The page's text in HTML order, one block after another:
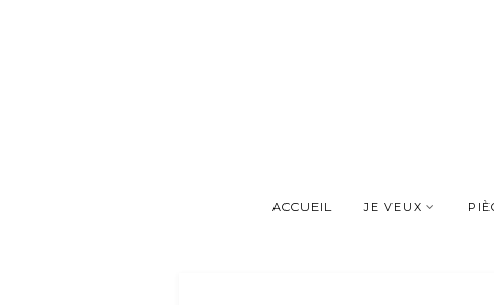
ACCUEIL JE VEUX